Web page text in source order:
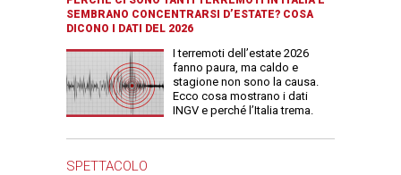
SEMBRANO CONCENTRARSI D’ESTATE? COSA
DICONO I DATI DEL 2026
I terremoti dell’estate 2026
fanno paura, ma caldo e
stagione non sono la causa.
Ecco cosa mostrano i dati
INGV e perché l’Italia trema.
SPETTACOLO